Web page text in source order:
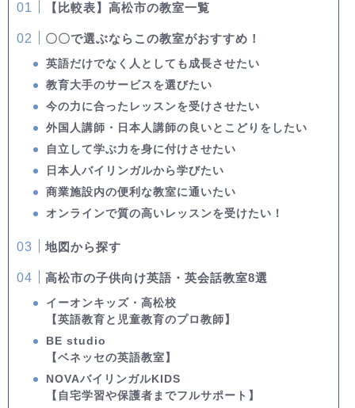
【比較表】高松市の教室一覧
〇〇で選ぶならこの教室がおすすめ！
英語だけでなく人としても成長させたい
教育大手のサービスを選びたい
今の力に合ったレッスンを受けさせたい
外国人講師・日本人講師の良いとこどりをしたい
自立して学ぶ力を身に付けさせたい
日本人バイリンガルから学びたい
商業施設内の便利な教室に通いたい
オンラインで質の高いレッスンを受けたい！
地図から探す
高松市の子供向け英語・英会話教室8選
イーオンキッズ・高松校
【英語教育と児童教育のプロ教師】
BE studio
【ベネッセの英語教室】
NOVAバイリンガルKIDS
【自宅学習や保護者までフルサポート】